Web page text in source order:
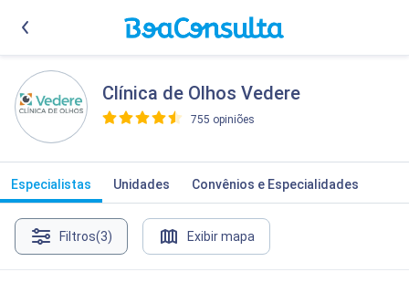
Clínica de Olhos Vedere
755 opiniões
Especialistas Unidades Convênios e Especialidades
Filtros(3) Exibir mapa